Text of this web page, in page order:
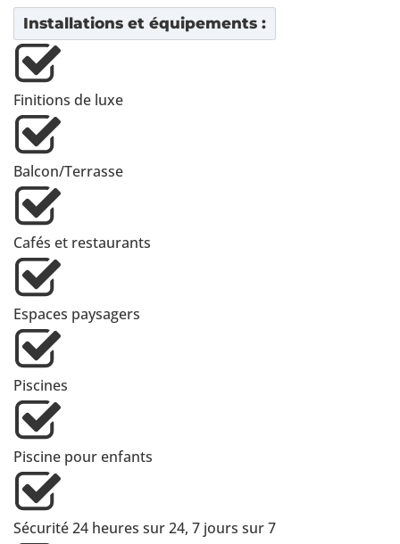
Installations et équipements :
Finitions de luxe
Balcon/Terrasse
Cafés et restaurants
Espaces paysagers
Piscines
Piscine pour enfants
Sécurité 24 heures sur 24, 7 jours sur 7